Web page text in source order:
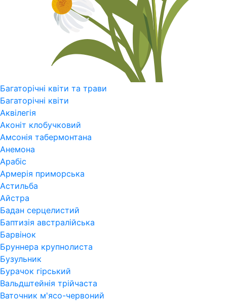
Багаторічні квіти та трави
Багаторічні квіти
Аквілегія
Аконіт клобучковий
Амсонія табермонтана
Анемона
Арабіс
Армерія приморська
Астильба
Айстра
Бадан серцелистий
Баптизія австралійська
Барвінок
Бруннера крупнолиста
Бузульник
Бурачок гірський
Вальдштейнія трійчаста
Ваточник м'ясо-червоний